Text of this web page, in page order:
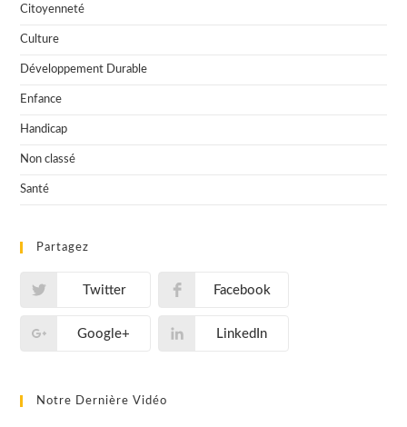
Citoyenneté
Culture
Développement Durable
Enfance
Handicap
Non classé
Santé
Partagez
Twitter Facebook
Google+ LinkedIn
Notre Dernière Vidéo